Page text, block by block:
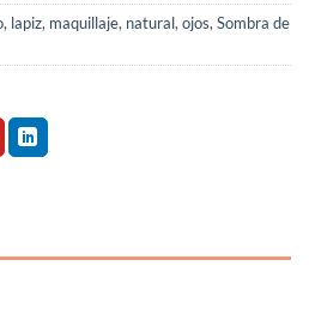
, lapiz, maquillaje, natural,ojos,Sombra de